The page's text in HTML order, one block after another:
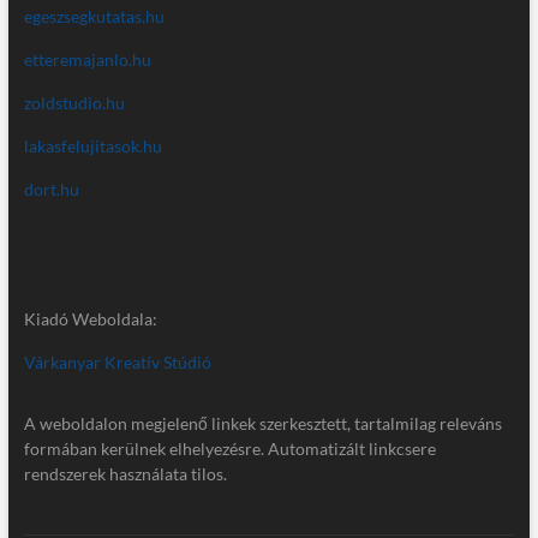
egeszsegkutatas.hu
etteremajanlo.hu
zoldstudio.hu
lakasfelujitasok.hu
dort.hu
Kiadó Weboldala:
Várkanyar Kreatív Stúdió
A weboldalon megjelenő linkek szerkesztett, tartalmilag releváns
formában kerülnek elhelyezésre. Automatizált linkcsere
rendszerek használata tilos.